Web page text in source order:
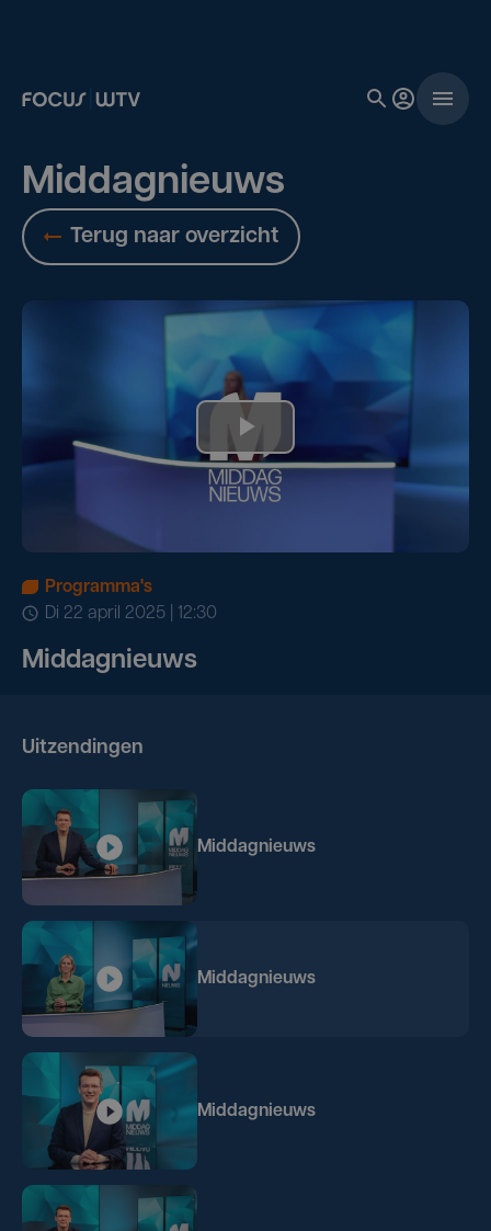
Middagnieuws
Terug naar overzicht
Programma's
di 22 april 2025 | 12:30
Middagnieuws
Uitzendingen
Middagnieuws
Middagnieuws
Middagnieuws